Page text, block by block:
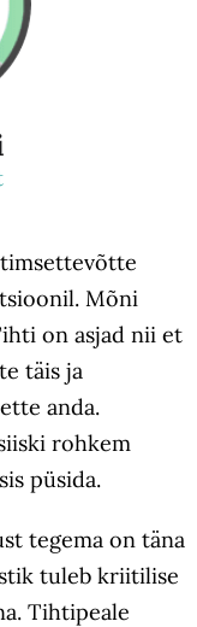
Mõni
on asjad nii et
täis ja
anda.
rohkem
püsida.
tegema on täna
tuleb kriitilise
Tihtipeale